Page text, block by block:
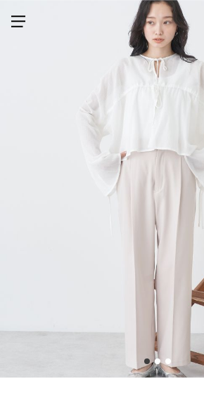
1 2